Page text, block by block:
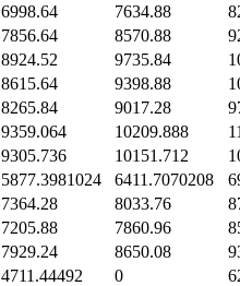
6998.64 7634.88
7856.64 8570.88
8924.52 9735.84
8615.64 9398.88
8265.84 9017.28
9359.064 10209.888
9305.736 10151.712
5877.3981024 6411.7070208
7364.28 8033.76
7205.88 7860.96
7929.24 8650.08
4711.44492 0